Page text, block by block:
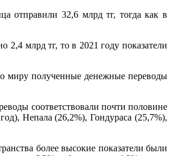
отправили 32,6 млрд тг, тогда как в
2,4 млрд тг, то в 2021 году показатели
миру полученные денежные переводы
соответствовали почти половине
Непала (26,2%), Гондураса (25,7%),
более высокие показатели были